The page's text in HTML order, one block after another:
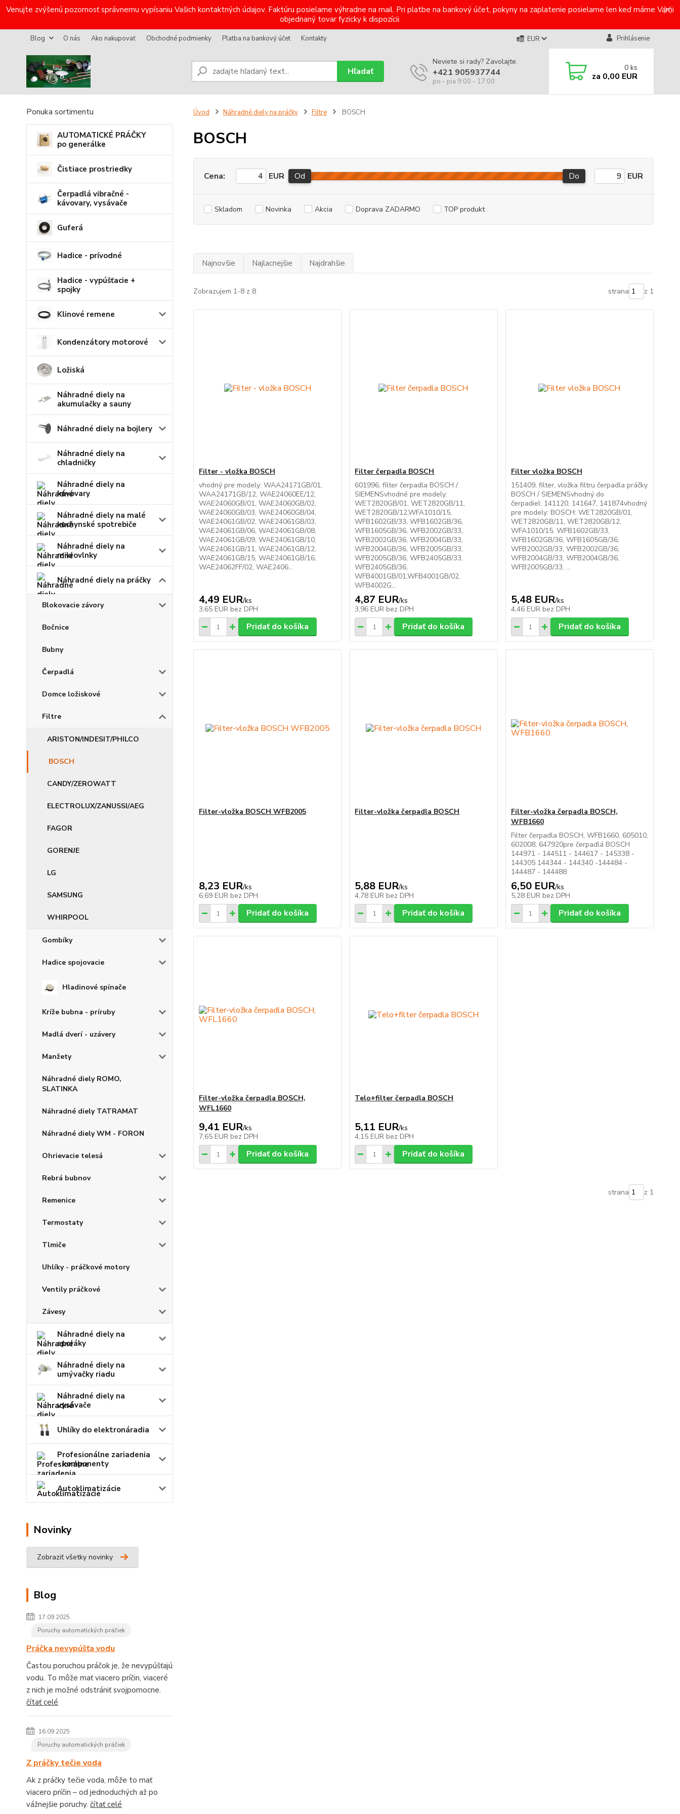
Venujte zvýšenú pozornosť správnemu vypísaniu Vašich kontaktných údajov. Faktúru posielame výhradne na mail. Pri platbe na bankový účet, pokyny na zaplatenie posielame len keď máme Vami
objednaný tovar fyzicky k dispozícii.
Blog O nás Ako nakupovať Obchodné podmienky Platba na bankový účet Kontakty EUR Prihlásenie
Hľadať
Neviete si rady? Zavolajte.
+421 905937744
po - pia 9:00 - 17:00
0 ks
za 0,00 EUR
Ponuka sortimentu
AUTOMATICKÉ PRÁČKY
po generálke
Čistiace prostriedky
Čerpadlá vibračné -
kávovary, vysávače
Guferá
Hadice - prívodné
Hadice - vypúšťacie +
spojky
Klinové remene
Kondenzátory motorové
Ložiská
Náhradné diely na
akumulačky a sauny
Náhradné diely na bojlery
Náhradné diely na
chladničky
Náhradné diely na
kávovary
Náhradné diely na malé
kuchynské spotrebiče
Náhradné diely na
mikrovlnky
Náhradné diely na práčky
Blokovacie závory
Bočnice
Bubny
Čerpadlá
Domce ložiskové
Filtre
ARISTON/INDESIT/PHILCO
BOSCH
CANDY/ZEROWATT
ELECTROLUX/ZANUSSI/AEG
FAGOR
GORENJE
LG
SAMSUNG
WHIRPOOL
Gombíky
Hadice spojovacie
Hladinové spínače
Kríže bubna - príruby
Madlá dverí - uzávery
Manžety
Náhradné diely ROMO,
SLATINKA
Náhradné diely TATRAMAT
Náhradné diely WM - FORON
Ohrievacie telesá
Rebrá bubnov
Remenice
Termostaty
Tlmiče
Uhlíky - práčkové motory
Ventily práčkové
Závesy
Náhradné diely na
sporáky
Náhradné diely na
umývačky riadu
Náhradné diely na
vysávače
Uhlíky do elektronáradia
Profesionálne zariadenia
- komponenty
Autoklimatizácie
Novinky
Zobraziť všetky novinky
Blog
17.09.2025
Poruchy automatických práčiek
Práčka nevypúšťa vodu
Častou poruchou práčok je, že nevypúšťajú
vodu. To môže mať viacero príčin, viaceré
z nich je možné odstrániť svojpomocne.
čítať celé
16.09.2025
Poruchy automatických práčiek
Z práčky tečie voda
Ak z práčky tečie voda, môže to mať
viacero príčin – od jednoduchých až po
vážnejšie poruchy. čítať celé
Úvod Náhradné diely na práčky Filtre BOSCH
BOSCH
Cena: EUR Od Do EUR
Skladom Novinka Akcia Doprava ZADARMO TOP produkt
Najnovšie Najlacnejšie Najdrahšie
Zobrazujem 1-8 z 8 strana z 1
Filter - vložka BOSCH
vhodný pre modely: WAA24171GB/01,
WAA24171GB/12, WAE24060EE/12,
WAE24060GB/01, WAE24060GB/02,
WAE24060GB/03, WAE24060GB/04,
WAE24061GB/02, WAE24061GB/03,
WAE24061GB/06, WAE24061GB/08,
WAE24061GB/09, WAE24061GB/10,
WAE24061GB/11, WAE24061GB/12,
WAE24061GB/15, WAE24061GB/16,
WAE24062FF/02, WAE2406...
4,49 EUR/ks
3,65 EUR bez DPH
Pridať do košíka
Filter čerpadla BOSCH
601996, filter čerpadla BOSCH /
SIEMENSvhodné pre modely:
WET2820GB/01, WET2820GB/11,
WET2820GB/12,WFA1010/15,
WFB1602GB/33, WFB1602GB/36,
WFB1605GB/36, WFB2002GB/33,
WFB2002GB/36, WFB2004GB/33,
WFB2004GB/36, WFB2005GB/33,
WFB2005GB/36, WFB2405GB/33,
WFB2405GB/36,
WFB4001GB/01,WFB4001GB/02,
WFB4002G...
4,87 EUR/ks
3,96 EUR bez DPH
Pridať do košíka
Filter vložka BOSCH
151409, filter, vložka filtru čerpadla práčky
BOSCH / SIEMENSvhodný do
čerpadiel: 141120, 141647, 141874vhodný
pre modely: BOSCH: WET2820GB/01,
WET2820GB/11, WET2820GB/12,
WFA1010/15, WFB1602GB/33,
WFB1602GB/36, WFB1605GB/36,
WFB2002GB/33, WFB2002GB/36,
WFB2004GB/33, WFB2004GB/36,
WFB2005GB/33, ...
5,48 EUR/ks
4,46 EUR bez DPH
Pridať do košíka
Filter-vložka BOSCH WFB2005
8,23 EUR/ks
6,69 EUR bez DPH
Pridať do košíka
Filter-vložka čerpadla BOSCH
5,88 EUR/ks
4,78 EUR bez DPH
Pridať do košíka
Filter-vložka čerpadla BOSCH,
WFB1660
Filter čerpadla BOSCH, WFB1660, 605010,
602008, 647920pre čerpadlá BOSCH
144971 - 144511 - 144617 - 145338 -
144305 144344 - 144340 -144484 -
144487 - 144488
6,50 EUR/ks
5,28 EUR bez DPH
Pridať do košíka
Filter-vložka čerpadla BOSCH,
WFL1660
9,41 EUR/ks
7,65 EUR bez DPH
Pridať do košíka
Telo+filter čerpadla BOSCH
5,11 EUR/ks
4,15 EUR bez DPH
Pridať do košíka
strana z 1